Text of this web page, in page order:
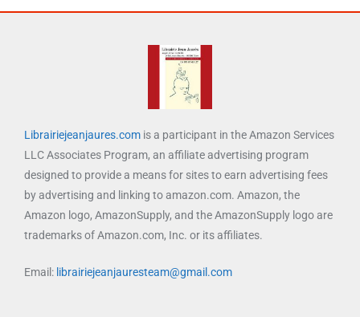
Librairiejeanjaures.com is a participant in the Amazon Services
LLC Associates Program, an affiliate advertising program
designed to provide a means for sites to earn advertising fees
by advertising and linking to amazon.com. Amazon, the
Amazon logo, AmazonSupply, and the AmazonSupply logo are
trademarks of Amazon.com, Inc. or its affiliates.
Email: librairiejeanjauresteam@gmail.com